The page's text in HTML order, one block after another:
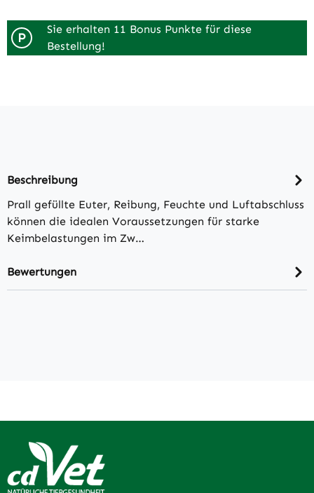
P
Sie erhalten 11 Bonus Punkte für diese
Bestellung!
Beschreibung
Prall gefüllte Euter, Reibung, Feuchte und Luftabschluss
können die idealen Voraussetzungen für starke
Keimbelastungen im Zw…
Bewertungen